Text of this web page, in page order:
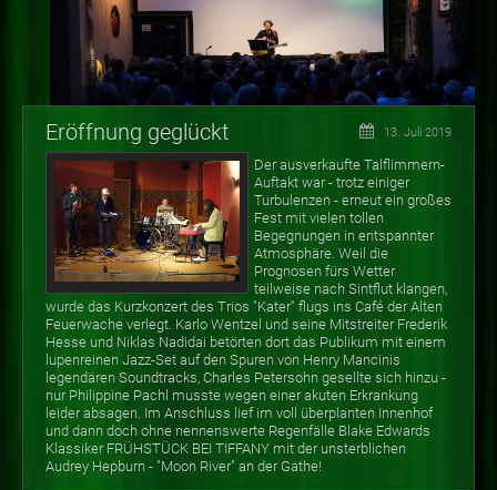
Eröffnung geglückt 13. Juli 2019
Der ausverkaufte Talflimmern-
Auftakt war - trotz einiger
Turbulenzen - erneut ein großes
Fest mit vielen tollen
Begegnungen in entspannter
Atmosphäre. Weil die
Prognosen fürs Wetter
teilweise nach Sintflut klangen,
wurde das Kurzkonzert des Trios "Kater" flugs ins Café der Alten
Feuerwache verlegt. Karlo Wentzel und seine Mitstreiter Frederik
Hesse und Niklas Nadidai betörten dort das Publikum mit einem
lupenreinen Jazz-Set auf den Spuren von Henry Mancinis
legendären Soundtracks, Charles Petersohn gesellte sich hinzu -
nur Philippine Pachl musste wegen einer akuten Erkrankung
leider absagen. Im Anschluss lief im voll überplanten Innenhof
und dann doch ohne nennenswerte Regenfälle Blake Edwards
Klassiker FRÜHSTÜCK BEI TIFFANY mit der unsterblichen
Audrey Hepburn - "Moon River" an der Gathe!